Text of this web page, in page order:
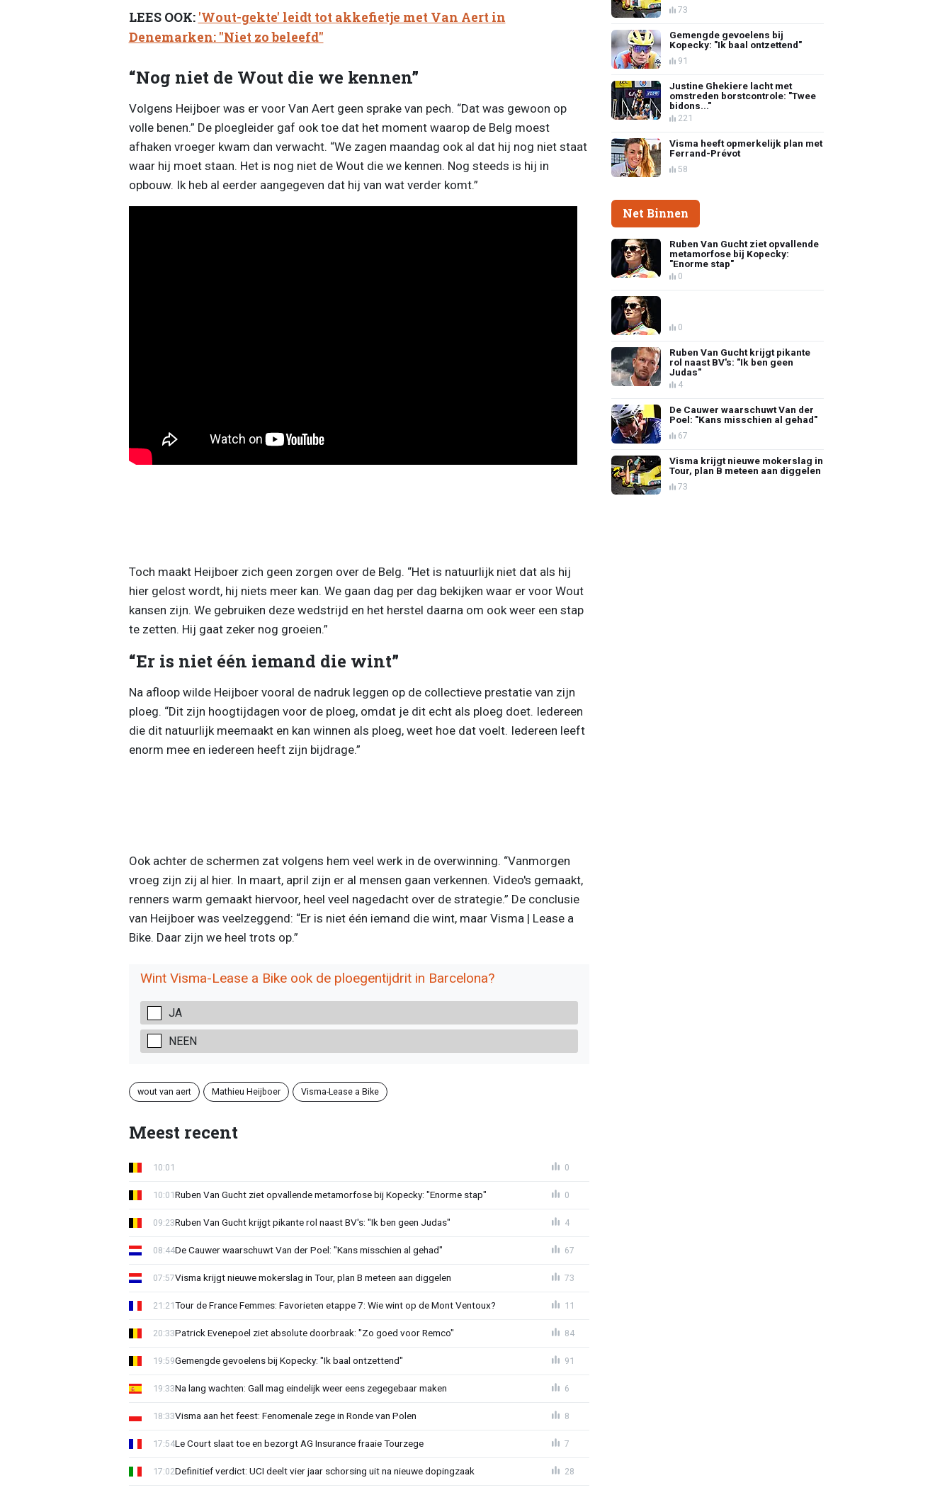
LEES OOK: 'Wout-gekte' leidt tot akkefietje met Van Aert in
Denemarken: "Niet zo beleefd"
“Nog niet de Wout die we kennen”
Volgens Heijboer was er voor Van Aert geen sprake van pech. “Dat was gewoon op
volle benen.” De ploegleider gaf ook toe dat het moment waarop de Belg moest
afhaken vroeger kwam dan verwacht. “We zagen maandag ook al dat hij nog niet staat
waar hij moet staan. Het is nog niet de Wout die we kennen. Nog steeds is hij in
opbouw. Ik heb al eerder aangegeven dat hij van wat verder komt.”
Toch maakt Heijboer zich geen zorgen over de Belg. “Het is natuurlijk niet dat als hij
hier gelost wordt, hij niets meer kan. We gaan dag per dag bekijken waar er voor Wout
kansen zijn. We gebruiken deze wedstrijd en het herstel daarna om ook weer een stap
te zetten. Hij gaat zeker nog groeien.”
“Er is niet één iemand die wint”
Na afloop wilde Heijboer vooral de nadruk leggen op de collectieve prestatie van zijn
ploeg. “Dit zijn hoogtijdagen voor de ploeg, omdat je dit echt als ploeg doet. Iedereen
die dit natuurlijk meemaakt en kan winnen als ploeg, weet hoe dat voelt. Iedereen leeft
enorm mee en iedereen heeft zijn bijdrage.”
Ook achter de schermen zat volgens hem veel werk in de overwinning. “Vanmorgen
vroeg zijn zij al hier. In maart, april zijn er al mensen gaan verkennen. Video's gemaakt,
renners warm gemaakt hiervoor, heel veel nagedacht over de strategie.” De conclusie
van Heijboer was veelzeggend: “Er is niet één iemand die wint, maar Visma | Lease a
Bike. Daar zijn we heel trots op.”
Wint Visma-Lease a Bike ook de ploegentijdrit in Barcelona?
JA
NEEN
wout van aert Mathieu Heijboer Visma-Lease a Bike
Meest recent
10:01 0
Ruben Van Gucht ziet opvallende metamorfose bij Kopecky: "Enorme stap"
10:01 0
Ruben Van Gucht krijgt pikante rol naast BV's: "Ik ben geen Judas"
09:23 4
De Cauwer waarschuwt Van der Poel: "Kans misschien al gehad"
08:44 67
Visma krijgt nieuwe mokerslag in Tour, plan B meteen aan diggelen
07:57 73
Tour de France Femmes: Favorieten etappe 7: Wie wint op de Mont Ventoux?
21:21 11
Patrick Evenepoel ziet absolute doorbraak: "Zo goed voor Remco"
20:33 84
Gemengde gevoelens bij Kopecky: "Ik baal ontzettend"
19:59 91
Na lang wachten: Gall mag eindelijk weer eens zegegebaar maken
19:33 6
Visma aan het feest: Fenomenale zege in Ronde van Polen
18:33 8
Le Court slaat toe en bezorgt AG Insurance fraaie Tourzege
17:54 7
Definitief verdict: UCI deelt vier jaar schorsing uit na nieuwe dopingzaak
17:02 28
73
Gemengde gevoelens bij
Kopecky: "Ik baal ontzettend"
91
Justine Ghekiere lacht met
omstreden borstcontrole: "Twee
bidons..."
221
Visma heeft opmerkelijk plan met
Ferrand-Prévot
58
Net Binnen
Ruben Van Gucht ziet opvallende
metamorfose bij Kopecky:
"Enorme stap"
0
0
Ruben Van Gucht krijgt pikante
rol naast BV's: "Ik ben geen
Judas"
4
De Cauwer waarschuwt Van der
Poel: "Kans misschien al gehad"
67
Visma krijgt nieuwe mokerslag in
Tour, plan B meteen aan diggelen
73